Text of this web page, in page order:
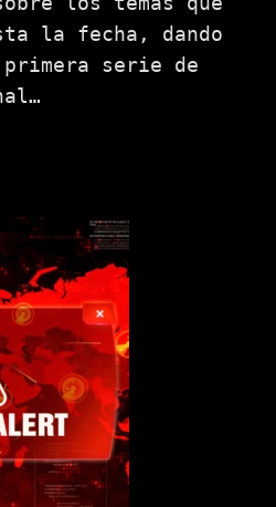
la fecha, dando
serie de